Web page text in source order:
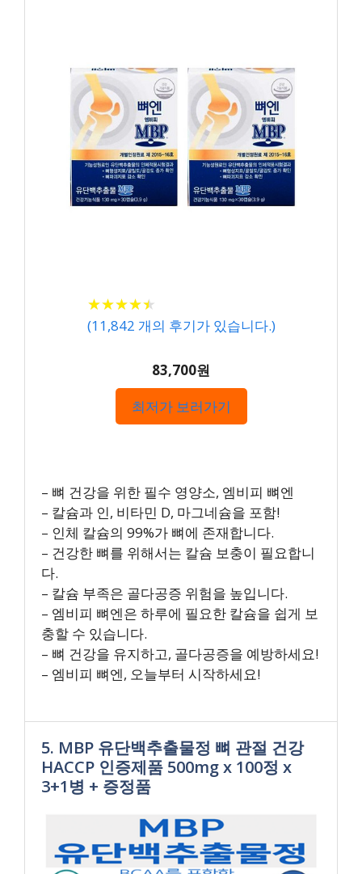
★★★★★
★★★★★
(11,842 개의 후기가 있습니다.)
83,700원
최저가 보러가기
– 뼈 건강을 위한 필수 영양소, 엠비피 뼈엔
– 칼슘과 인, 비타민 D, 마그네슘을 포함!
– 인체 칼슘의 99%가 뼈에 존재합니다.
– 건강한 뼈를 위해서는 칼슘 보충이 필요합니
다.
– 칼슘 부족은 골다공증 위험을 높입니다.
– 엠비피 뼈엔은 하루에 필요한 칼슘을 쉽게 보
충할 수 있습니다.
– 뼈 건강을 유지하고, 골다공증을 예방하세요!
– 엠비피 뼈엔, 오늘부터 시작하세요!
5. MBP 유단백추출물정 뼈 관절 건강
HACCP 인증제품 500mg x 100정 x
3+1병 + 증정품